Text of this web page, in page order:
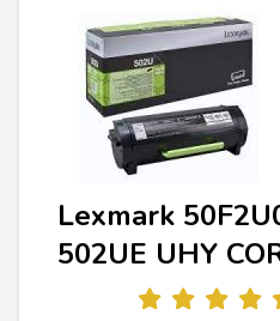
Lexmark
502UE UHY